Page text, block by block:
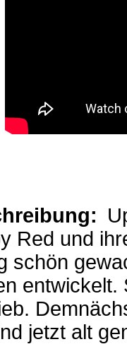
Red und
schön
entwickelt.
jetzt alt